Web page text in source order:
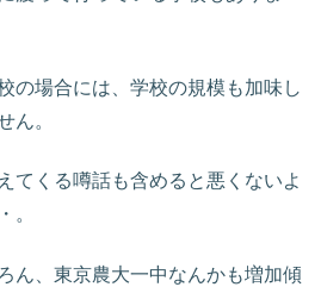
の場合には、学校の規模も加味し
ん。
てくる噂話も含めると悪くないよ
。
ん、東京農大一中なんかも増加傾